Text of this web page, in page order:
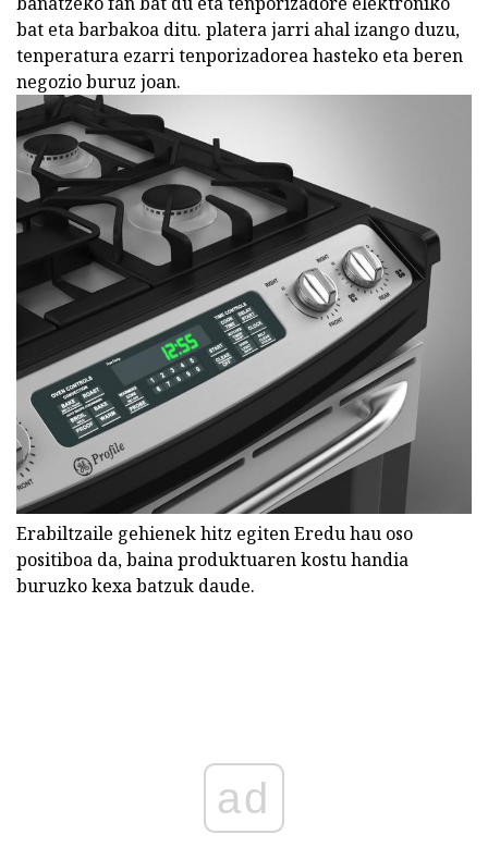
bat eta barbakoa ditu. platera jarri ahal izango duzu,
tenperatura ezarri tenporizadorea hasteko eta beren
negozio buruz joan.
Erabiltzaile gehienek hitz egiten Eredu hau oso
positiboa da, baina produktuaren kostu handia
buruzko kexa batzuk daude.
ad